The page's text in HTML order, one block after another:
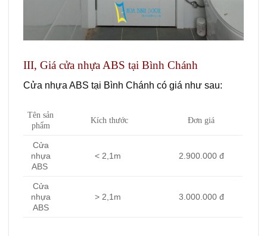
III, Giá cửa nhựa ABS tại Bình Chánh
Cửa nhựa ABS tại Bình Chánh có giá như sau:
Tên sản
phẩm
Kích thước Đơn giá
Cửa
nhựa
ABS
< 2,1m 2.900.000 đ
Cửa
nhựa
ABS
> 2,1m 3.000.000 đ